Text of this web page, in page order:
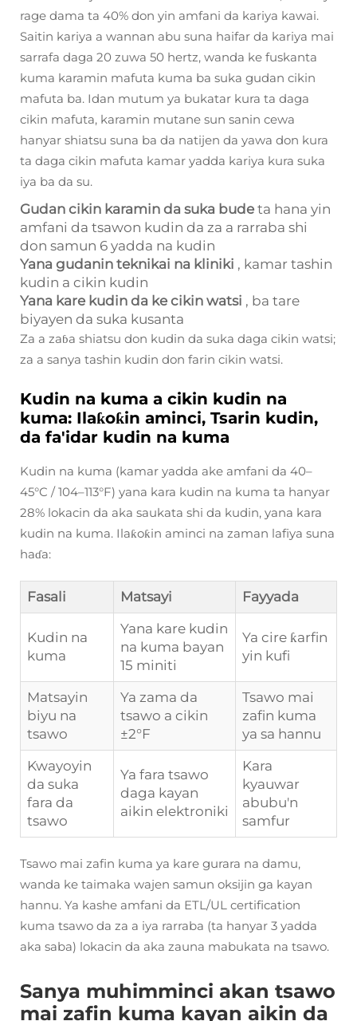
rage dama ta 40% don yin amfani da kariya kawai.
Saitin kariya a wannan abu suna haifar da kariya mai
sarrafa daga 20 zuwa 50 hertz, wanda ke fuskanta
kuma karamin mafuta kuma ba suka gudan cikin
mafuta ba. Idan mutum ya bukatar kura ta daga
cikin mafuta, karamin mutane sun sanin cewa
hanyar shiatsu suna ba da natijen da yawa don kura
ta daga cikin mafuta kamar yadda kariya kura suka
iya ba da su.
Gudan cikin karamin da suka bude ta hana yin
amfani da tsawon kudin da za a rarraba shi
don samun 6 yadda na kudin
Yana gudanin teknikai na kliniki , kamar tashin
kudin a cikin kudin
Yana kare kudin da ke cikin watsi , ba tare
biyayen da suka kusanta
Za a zaɓa shiatsu don kudin da suka daga cikin watsi;
za a sanya tashin kudin don farin cikin watsi.
Kudin na kuma a cikin kudin na
kuma: Ilaƙoƙin aminci, Tsarin kudin,
da fa'idar kudin na kuma
Kudin na kuma (kamar yadda ake amfani da 40–
45°C / 104–113°F) yana kara kudin na kuma ta hanyar
28% lokacin da aka saukata shi da kudin, yana kara
kudin na kuma. Ilaƙoƙin aminci na zaman lafiya suna
haɗa:
Fasali Matsayi Fayyada
Kudin na
kuma
Yana kare kudin
na kuma bayan
15 miniti
Ya cire ƙarfin
yin kufi
Matsayin
biyu na
tsawo
Ya zama da
tsawo a cikin
±2°F
Tsawo mai
zafin kuma
ya sa hannu
Kwayoyin
da suka
fara da
tsawo
Ya fara tsawo
daga kayan
aikin elektroniki
Kara
kyauwar
abubu'n
samfur
Tsawo mai zafin kuma ya kare gurara na damu,
wanda ke taimaka wajen samun oksijin ga kayan
hannu. Ya kashe amfani da ETL/UL certification
kuma tsawo da za a iya rarraba (ta hanyar 3 yadda
aka saba) lokacin da aka zauna mabukata na tsawo.
Sanya muhimminci akan tsawo
mai zafin kuma kayan aikin da